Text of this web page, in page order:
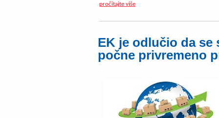
pročitajte više
EK je odlučio da se
počne privremeno